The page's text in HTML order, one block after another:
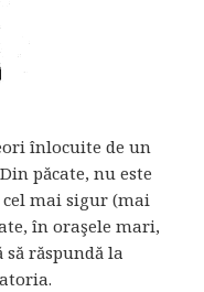
înlocuite de un
păcate, nu este
mai sigur (mai
în oraşele mari,
răspundă la